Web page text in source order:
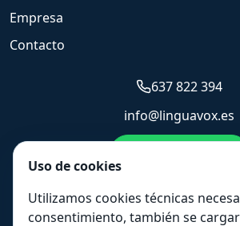
Empresa
Contacto
637 822 394
info@linguavox.es
Solicitar
Uso de cookies
Utilizamos cookies técnicas
consentimiento, también se